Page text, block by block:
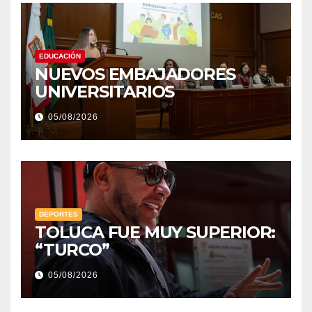
EDUCACIÓN
NUEVOS EMBAJADORES
UNIVERSITARIOS
05/08/2026
DEPORTES
TOLUCA FUE MUY SUPERIOR:
“TURCO”
05/08/2026